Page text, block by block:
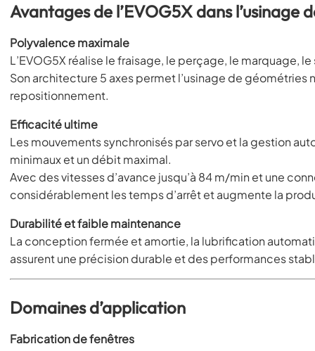
Avantages de l’EVOG5X dans l’usinage
Polyvalence maximale
L’EVOG5X réalise le fraisage, le perçage, le marquage,
Son architecture 5 axes permet l’usinage de
repositionnement.
Efficacité ultime
Les mouvements synchronisés par servo et la gestion
minimaux et un débit maximal.
Avec des vitesses d’avance jusqu’à 84 m/min et une
considérablement les temps d’arrêt et augmente la
Durabilité et faible maintenance
La conception fermée et amortie, la lubrification
assurent une précision durable et des performances
Domaines d’application
Fabrication de fenêtres